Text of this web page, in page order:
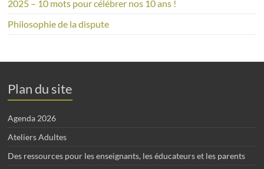
2025 – 10 mots pour célébrer nos 10 ans !
Philosophie de la dispute
Plan du site
Agenda 2026
Ateliers Adultes
Des ressources pour les enseignants, les éducateurs et les parents